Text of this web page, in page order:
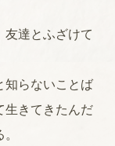
達とふざけて
知らないことば
生きてきたんだ